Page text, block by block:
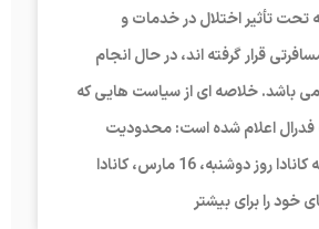
تحت تأثیر اختلال در خدمات و
قرار گرفته اند، در حال انجام
باشد. خلاصه ای از سیاست هایی که
فدرال اعلام شده است: محدودیت
سفرهای خارجی به کانادا روز دوشنبه، 16 مارس، کانادا
خود را برای بیشتر